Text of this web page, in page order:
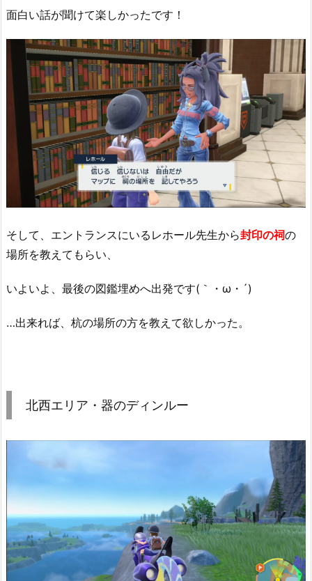
面白い話が聞けて楽しかったです！
そして、エントランスにいるレホール先生から封印の祠の
場所を教えてもらい、
いよいよ、最後の図鑑埋めへ出発です(｀・ω・´)
…出来れば、杭の場所の方を教えて欲しかった。
北西エリア・器のディンルー